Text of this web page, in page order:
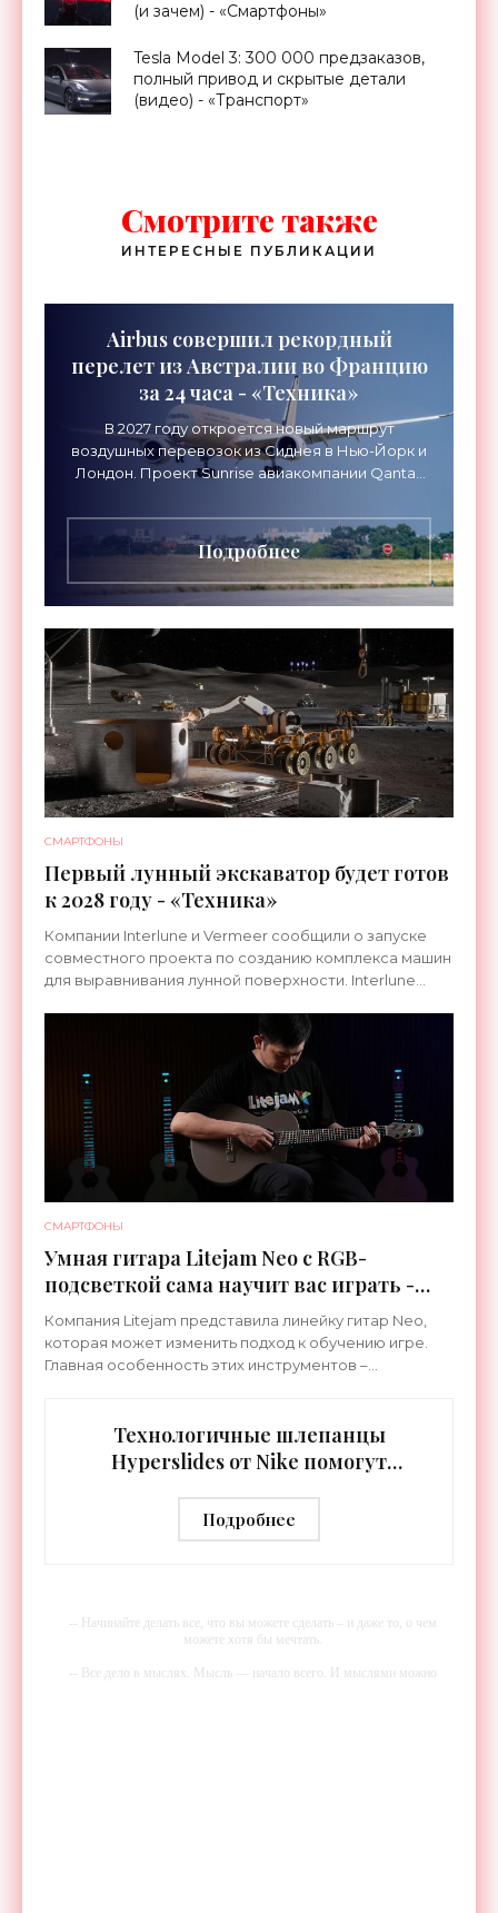
(и зачем) - «Смартфоны»
Tesla Model 3: 300 000 предзаказов,
полный привод и скрытые детали
(видео) - «Транспорт»
Смотрите также
ИНТЕРЕСНЫЕ ПУБЛИКАЦИИ
Airbus совершил рекордный
перелет из Австралии во Францию
за 24 часа - «Техника»
В 2027 году откроется новый маршрут
воздушных перевозок из Сиднея в Нью-Йорк и
Лондон. Проект Sunrise авиакомпании Qantas
длительностью до 24
Подробнее
СМАРТФОНЫ
Первый лунный экскаватор будет готов
к 2028 году - «Техника»
Компании Interlune и Vermeer сообщили о запуске
совместного проекта по созданию комплекса машин
для выравнивания лунной поверхности. Interlune
СМАРТФОНЫ
Умная гитара Litejam Neo с RGB-
подсветкой сама научит вас играть -
«Гаджеты»
Компания Litejam представила линейку гитар Neo,
которая может изменить подход к обучению игре.
Главная особенность этих инструментов –
Технологичные шлепанцы
Hyperslides от Nike помогут
тренировки - «Гаджеты»
Подробнее
-- Начинайте делать все, что вы можете сделать – и даже то, о чем
можете хотя бы мечтать.
-- Все дело в мыслях. Мысль — начало всего. И мыслями можно